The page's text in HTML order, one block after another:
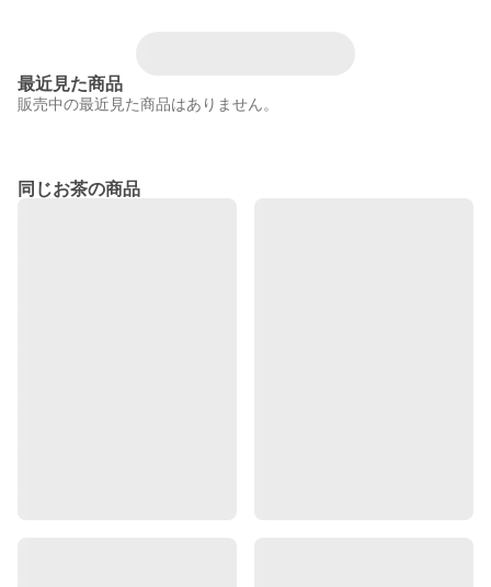
最近見た商品
販売中の最近見た商品はありません。
同じお茶の商品